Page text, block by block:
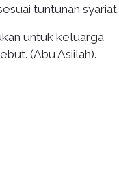
tuntunan syariat.
untuk keluarga
(Abu Asiilah).